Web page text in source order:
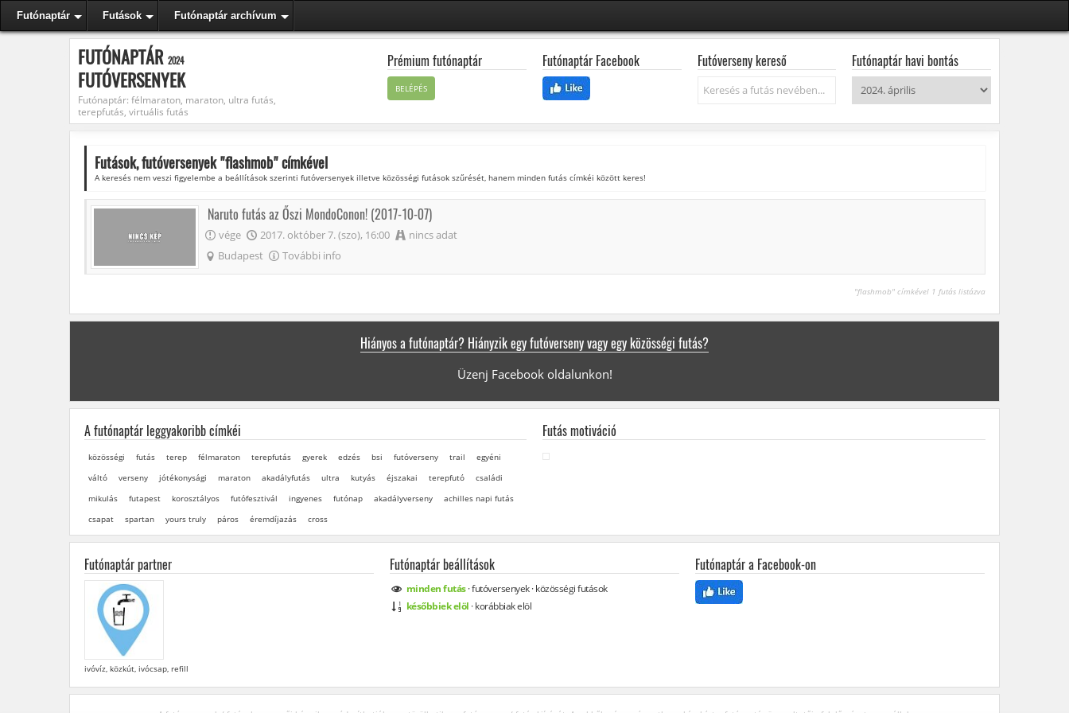
Futónaptár Futások Futónaptár archívum
FUTÓNAPTÁR 2024
FUTÓVERSENYEK
Futónaptár: félmaraton, maraton, ultra futás,
terepfutás, virtuális futás
Prémium futónaptár
BELÉPÉS
Futónaptár Facebook Futóverseny kereső
Keresés...
Futónaptár havi bontás
Futások, futóversenyek "flashmob" címkével
A keresés nem veszi figyelembe a beállítások szerinti futóversenyek illetve közösségi futások szűrését, hanem minden futás címkéi között keres!
Naruto futás az Őszi MondoConon! (2017-10-07)
vége 2017. október 7. (szo), 16:00
nincs adat
Budapest
További info
"flashmob" címkével 1 futás listázva
Hiányos a futónaptár? Hiányzik egy futóverseny vagy egy közösségi futás?
Üzenj Facebook oldalunkon!
A futónaptár leggyakoribb címkéi
közösségi futás terep félmaraton terepfutás gyerek edzés bsi futóverseny trail
egyéni
váltó
verseny jótékonysági maraton akadályfutás ultra kutyás éjszakai terepfutó
családi
mikulás
futapest korosztályos futófesztivál ingyenes futónap akadályverseny
achilles napi futás
csapat
spartan yours truly páros éremdíjazás cross
Futás motiváció
Futónaptár partner
ivóvíz, közkút, ivócsap, refill
Futónaptár beállítások
mindenfutás·futóversenyek·közösségifutások
későbbiek elöl ·korábbiak elöl
Futónaptár a Facebook-on